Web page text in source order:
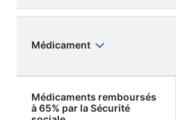
Médicament
Médicaments remboursés
à 65% par la Sécurité